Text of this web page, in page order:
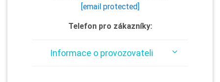
[email protected]
Telefon pro zákazníky:
Informace o provozovateli